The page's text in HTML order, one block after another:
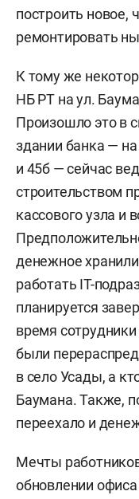
построить новое,
ремонтировать
К тому же
НБ РТ на ул.
Произошло это в
здании банка —
и 45б — сейчас
строительством
кассового узла и
денежное
работать IT-
планируется
время
были
в село Усады, а
Баумана. Также,
переехало и
Мечты
обновлении